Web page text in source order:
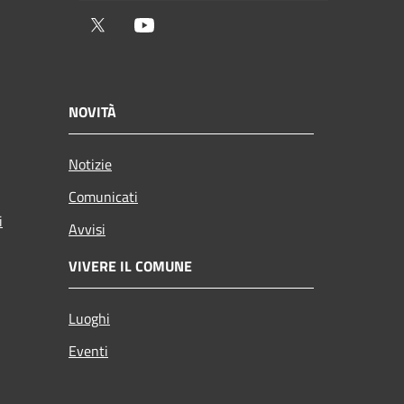
Twitter
NOVITÀ
Notizie
Comunicati
Avvisi
VIVERE IL COMUNE
Luoghi
Eventi